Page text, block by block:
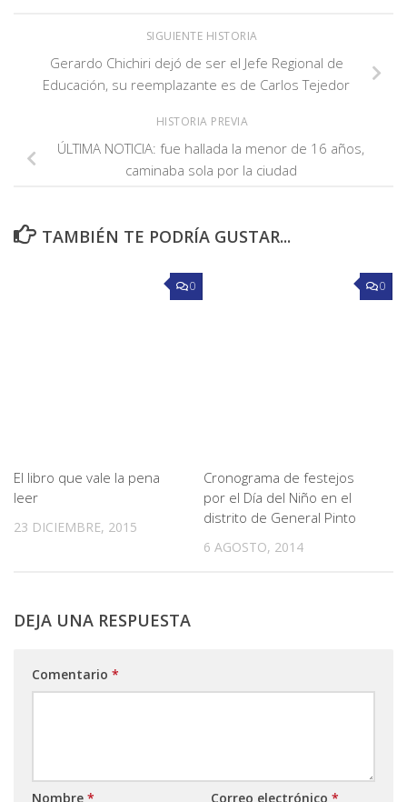
SIGUIENTE HISTORIA
Gerardo Chichiri dejó de ser el Jefe Regional de
Educación, su reemplazante es de Carlos Tejedor
HISTORIA PREVIA
ÚLTIMA NOTICIA: fue hallada la menor de 16 años,
caminaba sola por la ciudad
TAMBIÉN TE PODRÍA GUSTAR...
0
El libro que vale la pena
leer
23 DICIEMBRE, 2015
0
Cronograma de festejos
por el Día del Niño en el
distrito de General Pinto
6 AGOSTO, 2014
DEJA UNA RESPUESTA
Comentario *
Nombre * Correo electrónico *